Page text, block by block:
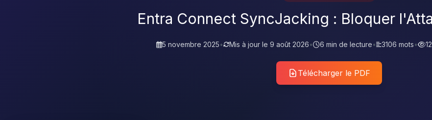
Entra Connect SyncJacking : Bloquer
5 novembre 2025• Mis à jour le 9 août 2026• 6 min de lecture• 3106 mots•
Télécharger le PDF